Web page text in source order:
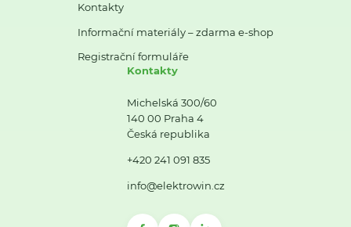
Kontakty
Informační materiály – zdarma e-shop
Registrační formuláře
Kontakty
Michelská 300/60
140 00 Praha 4
Česká republika
+420 241 091 835
info@elektrowin.cz